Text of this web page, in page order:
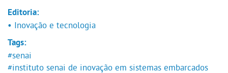
Editoria:
• Inovação e tecnologia
Tags:
#senai
#instituto senai de inovação em sistemas embarcados